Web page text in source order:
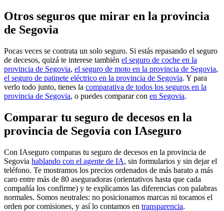
Otros seguros que mirar en la provincia
de Segovia
Pocas veces se contrata un solo seguro. Si estás repasando el seguro
de decesos, quizá te interese también el seguro de coche en la
provincia de Segovia, el seguro de moto en la provincia de Segovia,
el seguro de patinete eléctrico en la provincia de Segovia. Y para
verlo todo junto, tienes la comparativa de todos los seguros en la
provincia de Segovia, o puedes comparar con en Segovia.
Comparar tu seguro de decesos en la
provincia de Segovia con IAseguro
Con IAseguro comparas tu seguro de decesos en la provincia de
Segovia hablando con el agente de IA, sin formularios y sin dejar el
teléfono. Te mostramos los precios ordenados de más barato a más
caro entre más de 80 aseguradoras (orientativos hasta que cada
compañía los confirme) y te explicamos las diferencias con palabras
normales. Somos neutrales: no posicionamos marcas ni tocamos el
orden por comisiones, y así lo contamos en transparencia.